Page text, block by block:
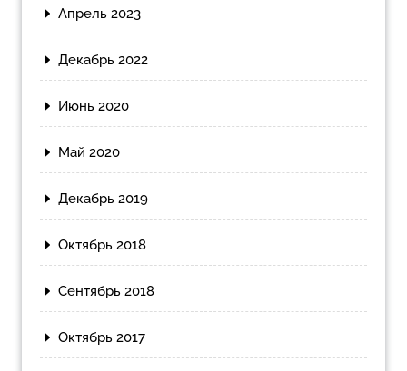
Апрель 2023
Декабрь 2022
Июнь 2020
Май 2020
Декабрь 2019
Октябрь 2018
Сентябрь 2018
Октябрь 2017